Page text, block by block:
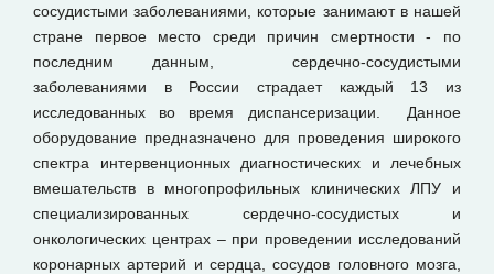
сосудистыми заболеваниями, которые занимают в нашей
стране первое место среди причин смертности - по
последним данным, сердечно-сосудистыми
заболеваниями в России страдает каждый 13 из
исследованных во время диспансеризации. Данное
оборудование предназначено для проведения широкого
спектра интервенционных диагностических и лечебных
вмешательств в многопрофильных клинических ЛПУ и
специализированных сердечно-сосудистых и
онкологических центрах – при проведении исследований
коронарных артерий и сердца, сосудов головного мозга,